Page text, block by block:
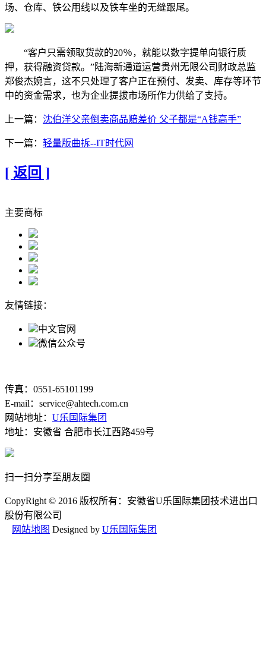
场、仓库、铁公用线以及铁车坐的无缝跟尾。
“客户只需领取货款的20％，就能以数字提单向银行质
押，获得融资贷款。”陆海新通道运营贵州无限公司财政总监
郑俊杰婉言，这不只处理了客户正在预付、发卖、库存等环节
中的资金需求，也为企业提拔市场所作力供给了支持。
上一篇： 沈伯洋父亲倒卖商品赔差价 父子都是“A钱高手”
下一篇： 轻量版曲拆--IT时代网
[ 返回 ]
主要商标
友情链接：
中文官网
微信公众号
传真：0551-65101199
E-mail：service@ahtech.com.cn
网站地址： U乐国际集团
地址：安徽省 合肥市长江西路459号
扫一扫分享至朋友圏
CopyRight © 2016 版权所有：安徽省U乐国际集团技术进出口
股份有限公司
网站地图 Designed by U乐国际集团